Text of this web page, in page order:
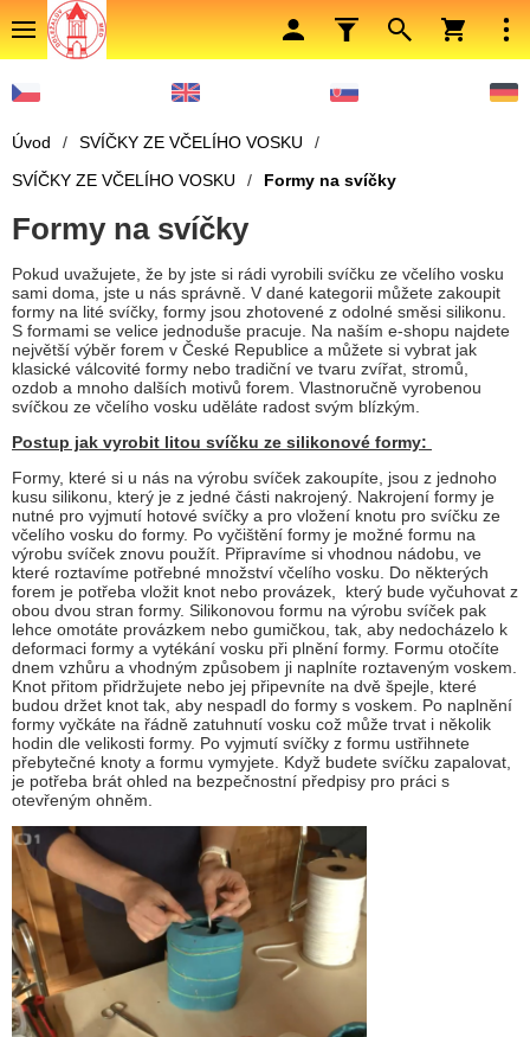
Úvod / SVÍČKY ZE VČELÍHO VOSKU
/
SVÍČKY ZE VČELÍHO VOSKU
/ Formy na svíčky
Formy na svíčky
Pokud uvažujete, že by jste si rádi vyrobili svíčku ze včelího vosku
sami doma, jste u nás správně. V dané kategorii můžete zakoupit
formy na lité svíčky, formy jsou zhotovené z odolné směsi silikonu.
S formami se velice jednoduše pracuje. Na naším e-shopu najdete
největší výběr forem v České Republice a můžete si vybrat jak
klasické válcovité formy nebo tradiční ve tvaru zvířat, stromů,
ozdob a mnoho dalších motivů forem. Vlastnoručně vyrobenou
svíčkou ze včelího vosku uděláte radost svým blízkým.
Postup jak vyrobit litou svíčku ze silikonové formy:
Formy, které si u nás na výrobu svíček zakoupíte, jsou z jednoho
kusu silikonu, který je z jedné části nakrojený. Nakrojení formy je
nutné pro vyjmutí hotové svíčky a pro vložení knotu pro svíčku ze
včelího vosku do formy. Po vyčištění formy je možné formu na
výrobu svíček znovu použít. Připravíme si vhodnou nádobu, ve
které roztavíme potřebné množství včelího vosku. Do některých
forem je potřeba vložit knot nebo provázek, který bude vyčuhovat z
obou dvou stran formy. Silikonovou formu na výrobu svíček pak
lehce omotáte provázkem nebo gumičkou, tak, aby nedocházelo k
deformaci formy a vytékání vosku při plnění formy. Formu otočíte
dnem vzhůru a vhodným způsobem ji naplníte roztaveným voskem.
Knot přitom přidržujete nebo jej připevníte na dvě špejle, které
budou držet knot tak, aby nespadl do formy s voskem. Po naplnění
formy vyčkáte na řádně zatuhnutí vosku což může trvat i několik
hodin dle velikosti formy. Po vyjmutí svíčky z formu ustřihnete
přebytečné knoty a formu vymyjete. Když budete svíčku zapalovat,
je potřeba brát ohled na bezpečnostní předpisy pro práci s
otevřeným ohněm.